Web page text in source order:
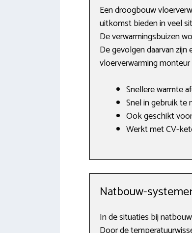
Een droogbouw
uitkomst bieden in veel
De verwarmingsbuizen
De gevolgen daarvan
vloerverwarming
Snellere warmte
Snel in gebruik te
Ook geschikt
Werkt met CV-
Natbouw-
In de situaties bij